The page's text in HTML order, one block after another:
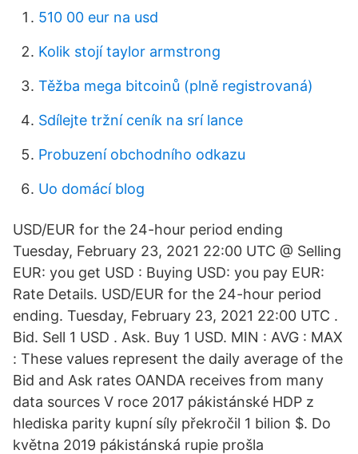
510 00 eur na usd
Kolik stojí taylor armstrong
Těžba mega bitcoinů (plně registrovaná)
Sdílejte tržní ceník na srí lance
Probuzení obchodního odkazu
Uo domácí blog
USD/EUR for the 24-hour period ending
Tuesday, February 23, 2021 22:00 UTC @ Selling
EUR: you get USD : Buying USD: you pay EUR:
Rate Details. USD/EUR for the 24-hour period
ending. Tuesday, February 23, 2021 22:00 UTC .
Bid. Sell 1 USD . Ask. Buy 1 USD. MIN : AVG : MAX
: These values represent the daily average of the
Bid and Ask rates OANDA receives from many
data sources V roce 2017 pákistánské HDP z
hlediska parity kupní síly překročil 1 bilion $. Do
května 2019 pákistánská rupie prošla